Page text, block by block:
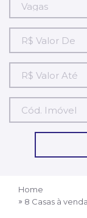
Home
8 Casas à